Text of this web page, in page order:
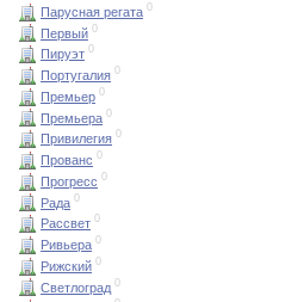
Парусная регата 0
Первый 0
Пируэт 0
Португалия 0
Премьер 0
Премьера 0
Привилегия 0
Прованс 0
Прогресс 0
Рада 0
Рассвет 0
Ривьера 0
Рижский 0
Светлоград 0